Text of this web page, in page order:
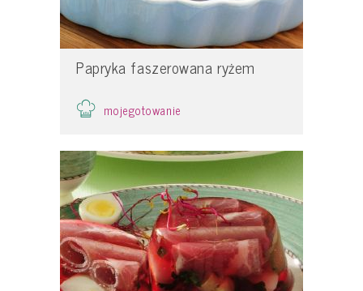
Papryka faszerowana ryżem
mojegotowanie